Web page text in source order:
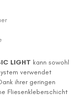
LIGHT kann sowohl
verwendet
ihrer geringen
Fliesenkleberschicht